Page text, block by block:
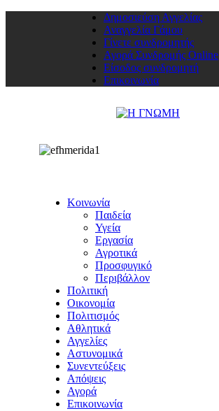
Δημοσιεύση Αγγελίας
Αναγγελία Γάμου
Γίνετε συνδρομητής
Αγορά Συνδρομής Online
Είσοδος συνδρομητή
Επικοινωνία
Κοινωνία
Παιδεία
Υγεία
Εργασία
Αγροτικά
Προσφυγικό
Περιβάλλον
Πολιτική
Οικονομία
Πολιτισμός
Αθλητικά
Αγγελίες
Αστυνομικά
Συνεντεύξεις
Απόψεις
Αγορά
Επικοινωνία